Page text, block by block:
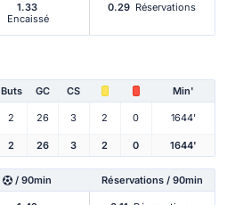
1.33
Encaissé
0.29 Réservations
Buts GC CS Min'
2 26 3 2 0 1644'
2 26 3 2 0 1644'
/ 90min Réservations / 90min